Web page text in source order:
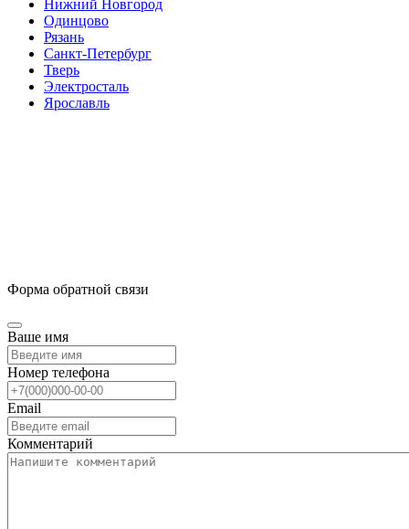
Нижний Новгород
Одинцово
Рязань
Санкт-Петербург
Тверь
Электросталь
Ярославль
Форма обратной связи
Ваше имя
Номер телефона
Email
Комментарий